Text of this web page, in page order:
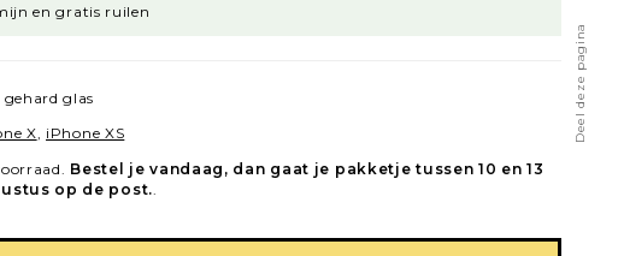
Deel deze pagina
en gratis ruilen
glas
X iPhone XS
Bestel je vandaag, dan gaat je pakketje tussen 10 en 13
op de post.